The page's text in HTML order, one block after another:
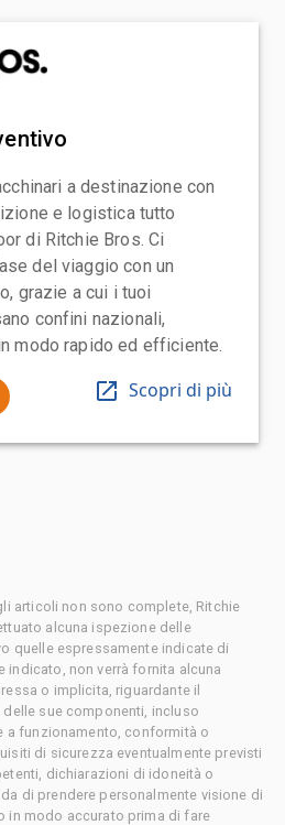
a destinazione con
e logistica tutto
di Ritchie Bros. Ci
del viaggio con un
grazie a cui i tuoi
confini nazionali,
modo rapido ed efficiente.
Scopri di più
articoli non sono complete, Ritchie
alcuna ispezione delle
quelle espressamente indicate di
indicato, non verrà fornita alcuna
o implicita, riguardante il
sue componenti, incluso
a funzionamento, conformità o
di sicurezza eventualmente previsti
dichiarazioni di idoneità o
di prendere personalmente visione di
in modo accurato prima di fare